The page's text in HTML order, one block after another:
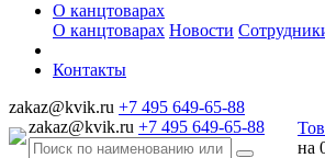
О канцтоварах
О канцтоварах Новости
Контакты
zakaz@kvik.ru +7 495 649-65-88
zakaz@kvik.ru +7 495 649-65-88
на